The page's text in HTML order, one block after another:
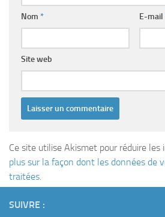
Nom * E-mail
Site web
Ce site utilise Akismet pour réduire les
plus sur la façon dont les données de
traitées.
SUIVRE :